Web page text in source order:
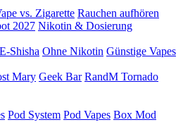
vs. Zigarette Rauchen aufhören
2027 Nikotin & Dosierung
E-Shisha Ohne Nikotin Günstige Vapes
Mary Geek Bar RandM Tornado
Pod System Pod Vapes Box Mod